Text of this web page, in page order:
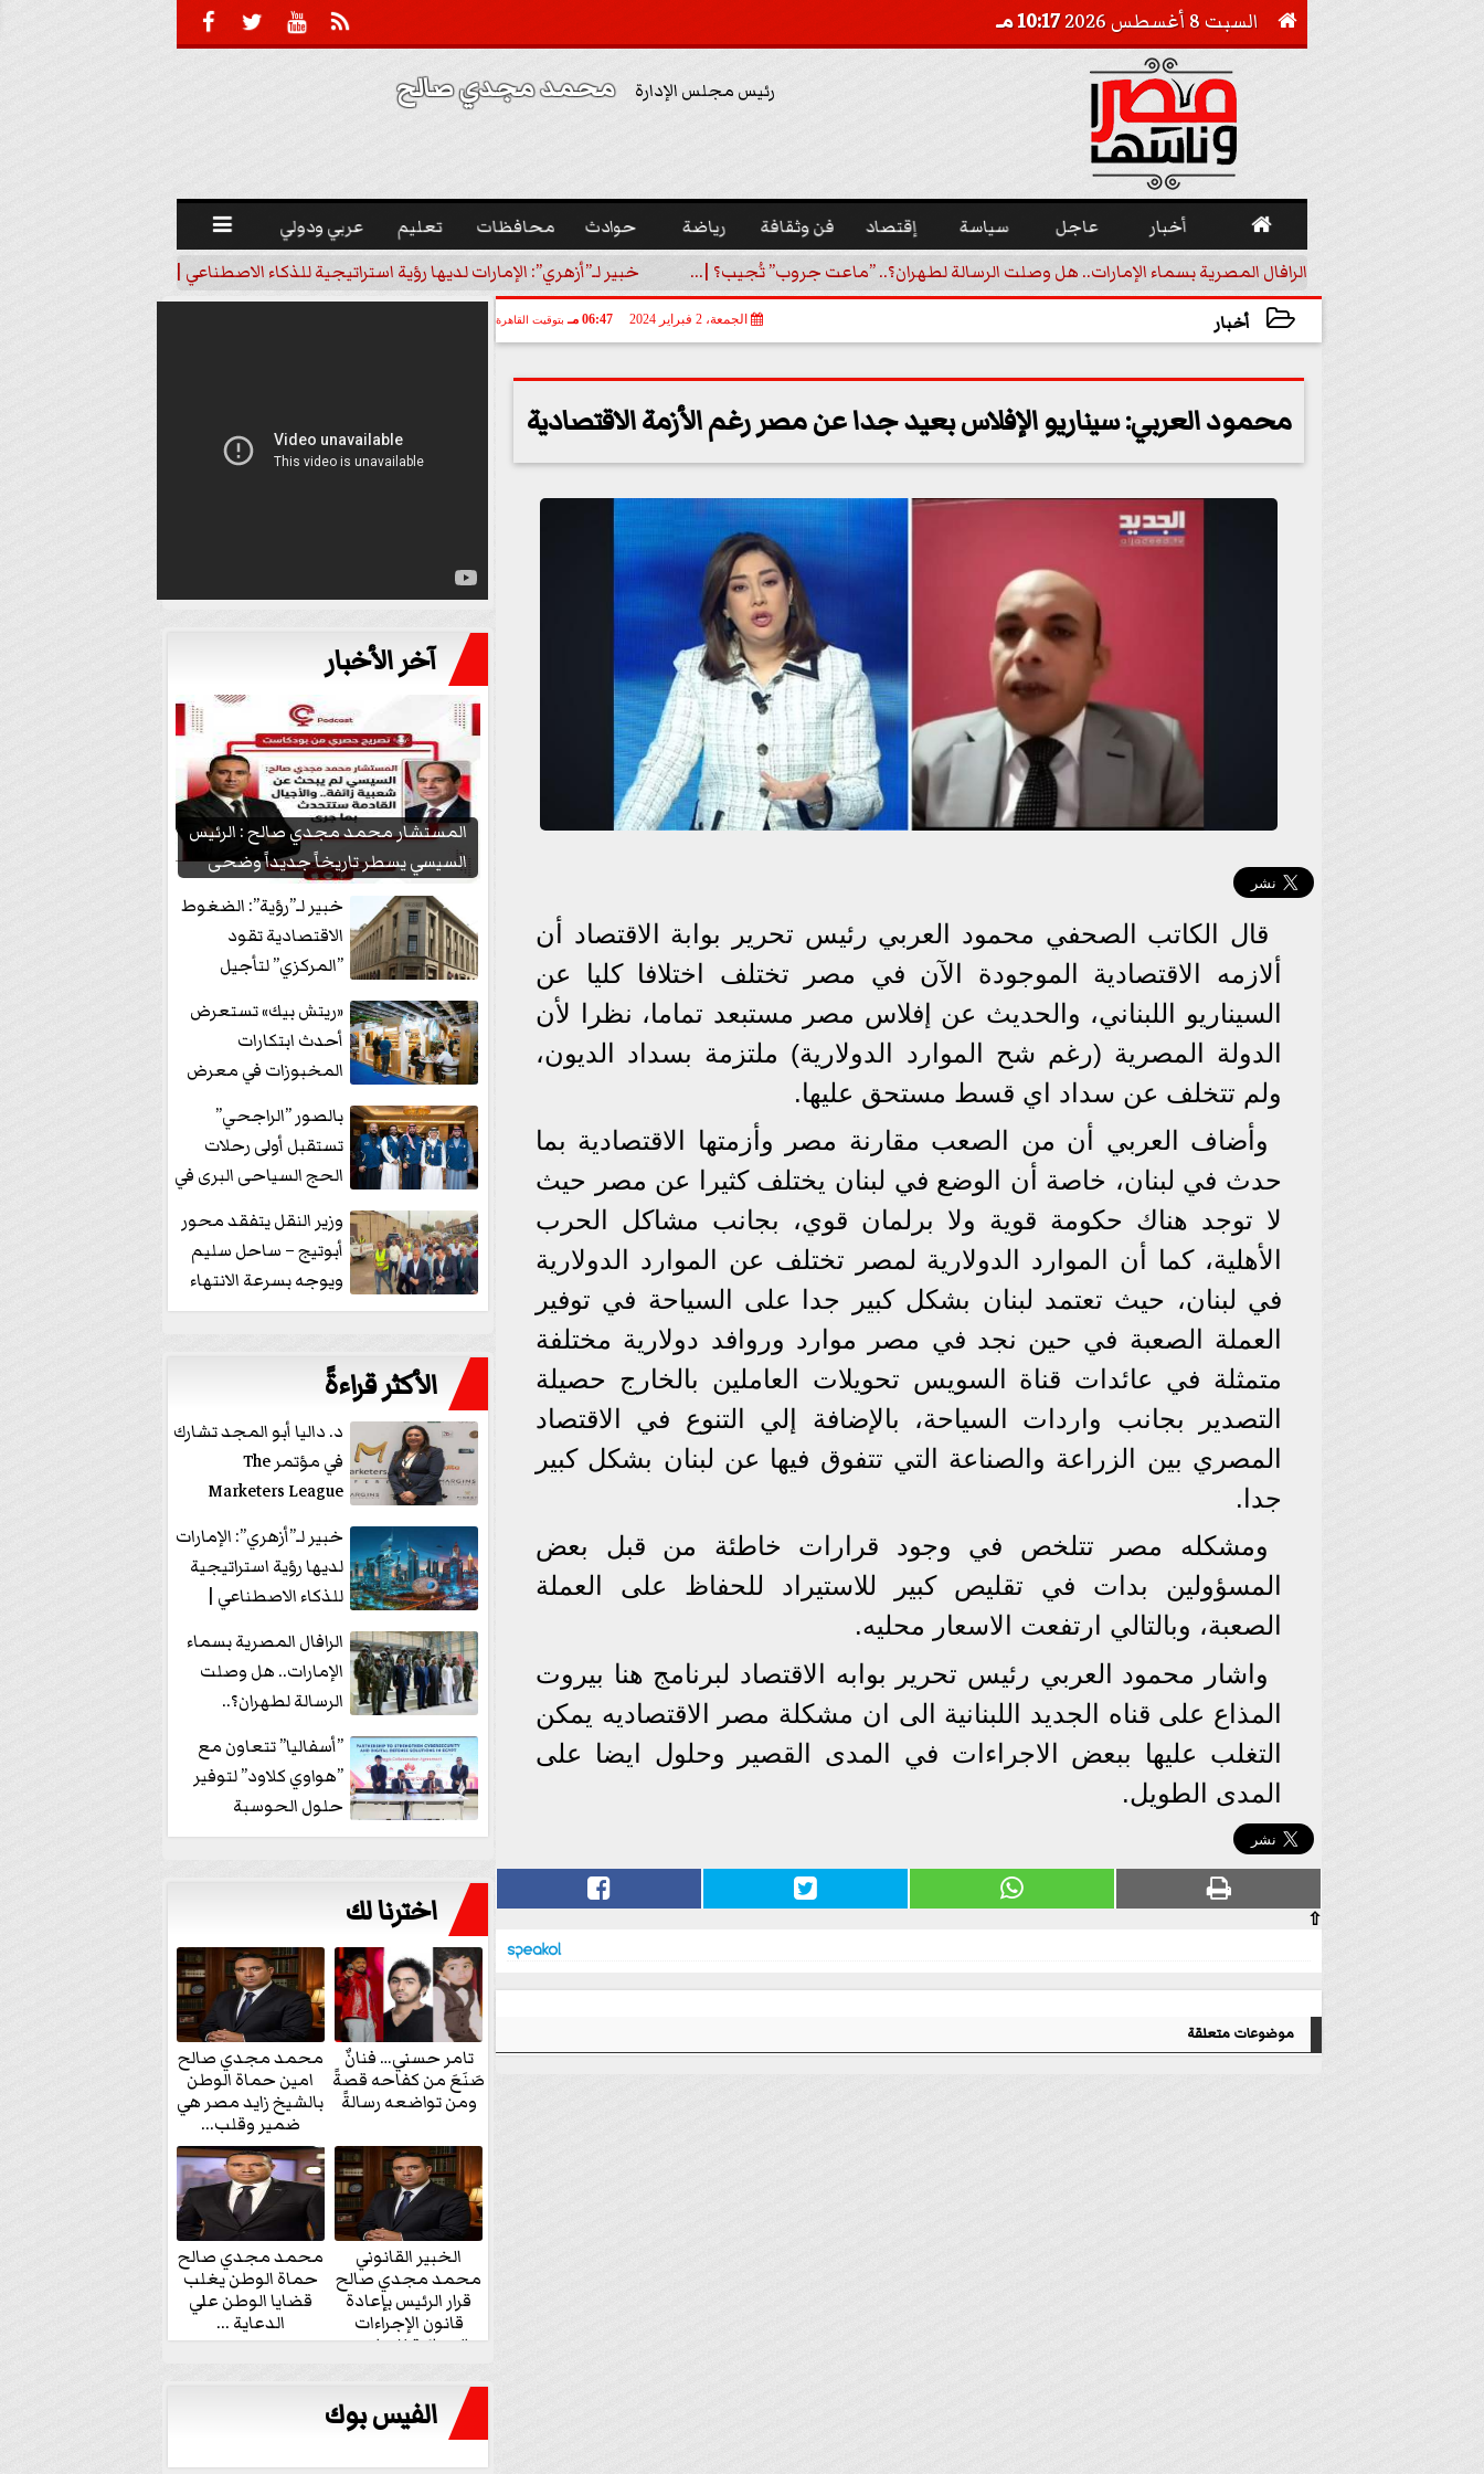
  

 السبت 8 أغسطس 2026 10:17 مـ
رئيس مجلس الإدارة محمد مجدي صالح
 أخبار عاجل سياسة إقتصاد فن وثقافة رياضة حوادث محافظات تعليم عربي ودولي 
الرافال المصرية بسماء الإمارات.. هل وصلت الرسالة لطهران؟.. ”ماعت جروب” تُجيب؟ |... خبير لـ”أزهري”: الإمارات لديها رؤية استراتيجية للذكاء الاصطناعي | فيديو
أخبار الجمعة، 2 فبراير 2024 06:47 مـ بتوقيت القاهرة
محمود العربي: سيناريو الإفلاس بعيد جدا عن مصر رغم الأزمة الاقتصادية
قال الكاتب الصحفي محمود العربي رئيس تحرير بوابة الاقتصاد أن
ألازمه الاقتصادية الموجودة الآن في مصر تختلف اختلافا كليا عن
السيناريو اللبناني، والحديث عن إفلاس مصر مستبعد تماما، نظرا لأن
الدولة المصرية (رغم شح الموارد الدولارية) ملتزمة بسداد الديون،
ولم تتخلف عن سداد اي قسط مستحق عليها.
وأضاف العربي أن من الصعب مقارنة مصر وأزمتها الاقتصادية بما
حدث في لبنان، خاصة أن الوضع في لبنان يختلف كثيرا عن مصر حيث
لا توجد هناك حكومة قوية ولا برلمان قوي، بجانب مشاكل الحرب
الأهلية، كما أن الموارد الدولارية لمصر تختلف عن الموارد الدولارية
في لبنان، حيث تعتمد لبنان بشكل كبير جدا على السياحة في توفير
العملة الصعبة في حين نجد في مصر موارد وروافد دولارية مختلفة
متمثلة في عائدات قناة السويس تحويلات العاملين بالخارج حصيلة
التصدير بجانب واردات السياحة، بالإضافة إلي التنوع في الاقتصاد
المصري بين الزراعة والصناعة التي تتفوق فيها عن لبنان بشكل كبير
جدا.
ومشكله مصر تتلخص في وجود قرارات خاطئة من قبل بعض
المسؤولين بدات في تقليص كبير للاستيراد للحفاظ على العملة
الصعبة، وبالتالي ارتفعت الاسعار محليه.
واشار محمود العربي رئيس تحرير بوابه الاقتصاد لبرنامج هنا بيروت
المذاع على قناه الجديد اللبنانية الى ان مشكلة مصر الاقتصاديه يمكن
التغلب عليها ببعض الاجراءات في المدى القصير وحلول ايضا على
المدى الطويل.
⇧
موضوعات متعلقة
آخر الأخبار
المستشار محمد مجدي صالح : الرئيس
السيسي يسطر تاريخاً جديداً وضحى
بشعبيته...
خبير لـ”رؤية”: الضغوط
الاقتصادية تقود
”المركزي” لتأجيل
«ريتش بيك» تستعرض
أحدث ابتكارات
المخبوزات في معرض
منتجات...
بالصور ”الراجحي”
تستقبل أولى رحلات
الحج السياحى البرى في
وزير النقل يتفقد محور
أبوتيج – ساحل سليم
ويوجه بسرعة الانتهاء
من...
الأكثر قراءةً
د. داليا أبو المجد تشارك
في مؤتمر The
Marketers League
وتدير جلسة...
خبير لـ”أزهري”: الإمارات
لديها رؤية استراتيجية
للذكاء الاصطناعي |
الرافال المصرية بسماء
الإمارات.. هل وصلت
الرسالة لطهران؟..
”ماعت جروب” تُجيب؟
|...
”أسفاليا” تتعاون مع
”هواوي كلاود” لتوفير
حلول الحوسبة
السحابية والأمن
اخترنا لك
تامر حسني… فنانٌ
صَنَعَ من كفاحه قصةً
ومن تواضعه رسالةً
محمد مجدي صالح
امين حماة الوطن
بالشيخ زايد مصر هي
ضمير وقلب...
الخبير القانوني
محمد مجدي صالح
قرار الرئيس بإعادة
قانون الإجراءات
الجنائية للنواب...
محمد مجدي صالح
حماة الوطن يغلب
قضايا الوطن علي
الدعاية ...
الفيس بوك